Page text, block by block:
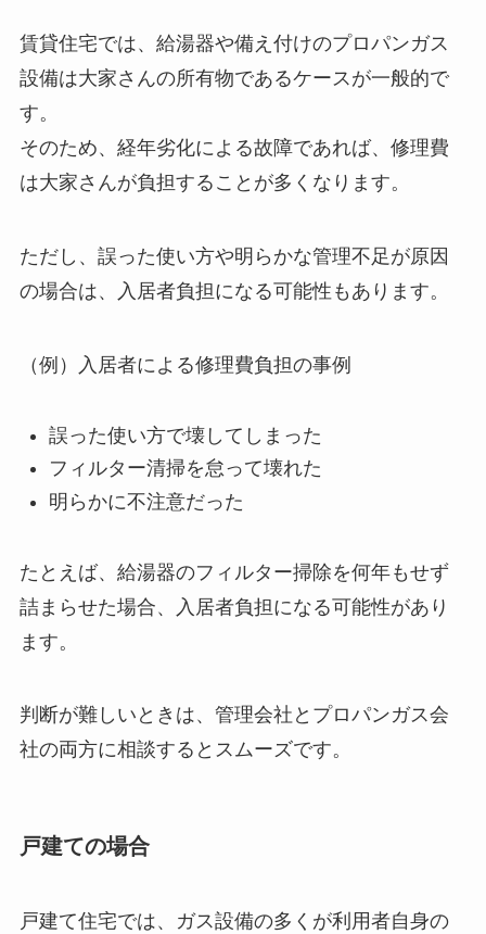
賃貸住宅では、給湯器や備え付けのプロパンガス
設備は大家さんの所有物であるケースが一般的で
す。
そのため、経年劣化による故障であれば、修理費
は大家さんが負担することが多くなります。
ただし、誤った使い方や明らかな管理不足が原因
の場合は、入居者負担になる可能性もあります。
（例）入居者による修理費負担の事例
誤った使い方で壊してしまった
フィルター清掃を怠って壊れた
明らかに不注意だった
たとえば、給湯器のフィルター掃除を何年もせず
詰まらせた場合、入居者負担になる可能性があり
ます。
判断が難しいときは、管理会社とプロパンガス会
社の両方に相談するとスムーズです。
戸建ての場合
戸建て住宅では、ガス設備の多くが利用者自身の